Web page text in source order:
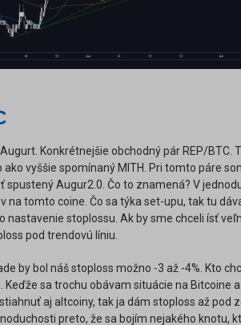
Konkrétnejšie obchodný pár REP/BTC.
vyššie spomínaný MITH. Pri tomto páre
spustený Augur2.0. Čo to znamená? V
na tomto coine. Čo sa týka set-upu, tak tu
nastavenie stoplossu. Ak by sme chceli ísť
pod trendovú líniu.
by bol náš stoploss možno -3 až -4%. Kto
Keďže sa trochu obávam situácie na Bitcoine
aj altcoiny, tak ja dám stoploss až pod
preto, že sa bojím nejakého knotu,